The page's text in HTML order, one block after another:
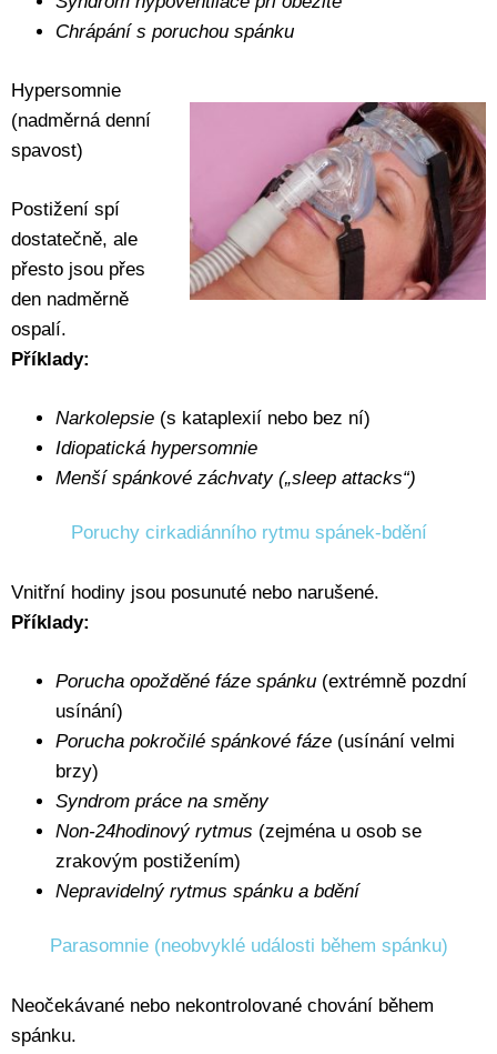
Chrápání s poruchou spánku
Hypersomnie
(nadměrná denní
spavost)
Postižení spí
dostatečně, ale
přesto jsou přes
den nadměrně
ospalí.
Příklady:
Narkolepsie (s kataplexií nebo bez ní)
Idiopatická hypersomnie
Menší spánkové záchvaty („sleep attacks“)
Poruchy cirkadiánního rytmu spánek-bdění
Vnitřní hodiny jsou posunuté nebo narušené.
Příklady:
Porucha opožděné fáze spánku (extrémně pozdní
usínání)
Porucha pokročilé spánkové fáze (usínání velmi
brzy)
Syndrom práce na směny
Non-24hodinový rytmus (zejména u osob se
zrakovým postižením)
Nepravidelný rytmus spánku a bdění
Parasomnie (neobvyklé události během spánku)
Neočekávané nebo nekontrolované chování během
spánku.